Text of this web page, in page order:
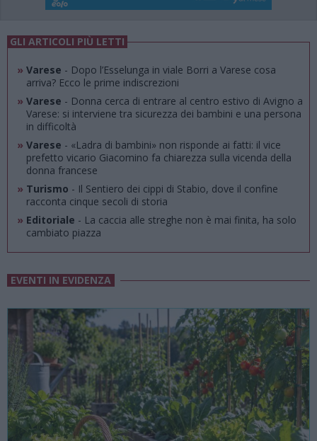
GLI ARTICOLI PIÙ LETTI
» Varese - Dopo l’Esselunga in viale Borri a Varese cosa
arriva? Ecco le prime indiscrezioni
» Varese - Donna cerca di entrare al centro estivo di Avigno a
Varese: si interviene tra sicurezza dei bambini e una persona
in difficoltà
» Varese - «Ladra di bambini» non risponde ai fatti: il vice
prefetto vicario Giacomino fa chiarezza sulla vicenda della
donna francese
» Turismo - Il Sentiero dei cippi di Stabio, dove il confine
racconta cinque secoli di storia
» Editoriale - La caccia alle streghe non è mai finita, ha solo
cambiato piazza
EVENTI IN EVIDENZA